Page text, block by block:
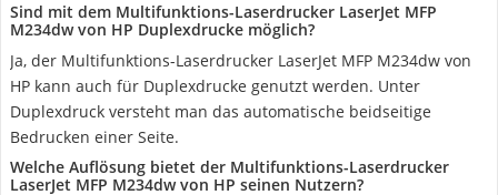
Sind mit dem Multifunktions-Laserdrucker LaserJet MFP
M234dw von HP Duplexdrucke möglich?
Ja, der Multifunktions-Laserdrucker LaserJet MFP M234dw von
HP kann auch für Duplexdrucke genutzt werden. Unter
Duplexdruck versteht man das automatische beidseitige
Bedrucken einer Seite.
Welche Auflösung bietet der Multifunktions-Laserdrucker
LaserJet MFP M234dw von HP seinen Nutzern?